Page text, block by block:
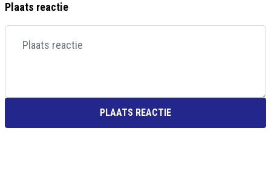
Plaats reactie
PLAATS REACTIE